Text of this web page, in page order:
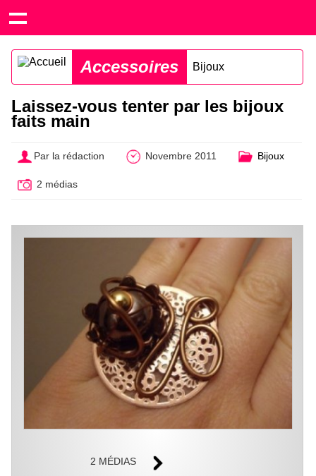
Accessoires Bijoux
Laissez-vous tenter par les bijoux
faits main
Par la rédaction Novembre 2011 Bijoux
2 médias
2 MÉDIAS